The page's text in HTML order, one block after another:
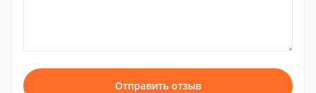
Отправить отзыв